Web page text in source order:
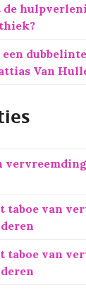
Van
taboe van
taboe van